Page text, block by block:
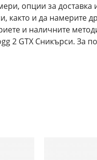
опции за
както и да намерите
и наличните
2 GTX Сникърси. За